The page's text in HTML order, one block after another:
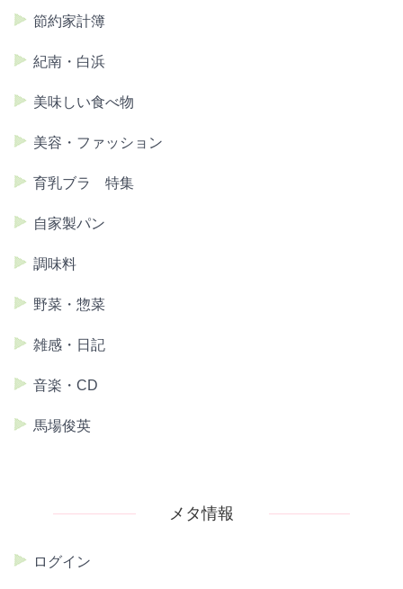
節約家計簿
紀南・白浜
美味しい食べ物
美容・ファッション
育乳ブラ 特集
自家製パン
調味料
野菜・惣菜
雑感・日記
音楽・CD
馬場俊英
メタ情報
ログイン